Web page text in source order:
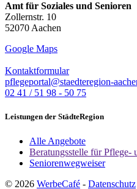
Amt für Soziales und Senioren
Zollernstr. 10
52070 Aachen
Google Maps
Kontaktformular
pflegeportal@staedteregion-
02 41 / 51 98 - 50 75
Leistungen der StädteRegion
Alle Angebote
Beratungsstelle für Pflege-
Seniorenwegweiser
© 2026 WerbeCafé - Datenschutz